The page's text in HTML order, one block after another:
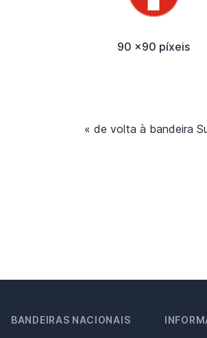
90 x90 píxeis
« de volta à bandeira
BANDEIRAS NACIONAIS